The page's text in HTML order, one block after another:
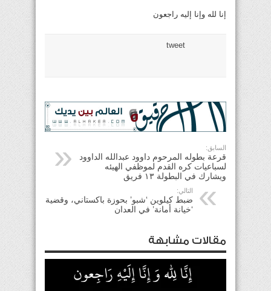
إنا لله وإنا إليه راجعون
tweet
السابق:
قرعة بطوله المرحوم داوود عبدالله الداوود
لسباعيات كره القدم لموظفي الهيئه
ويشارك في البطولة ١٣ فريق
التالي:
ضبط كيلوين ‘شبو’ بحوزة باكستاني، وقضية
‘خيانة أمانة’ في العدان
مقالات مشابهة